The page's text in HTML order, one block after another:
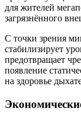
для жителей
загрязнённого
С точки зрения
стабилизирует
предотвращает
появление
на здоровье